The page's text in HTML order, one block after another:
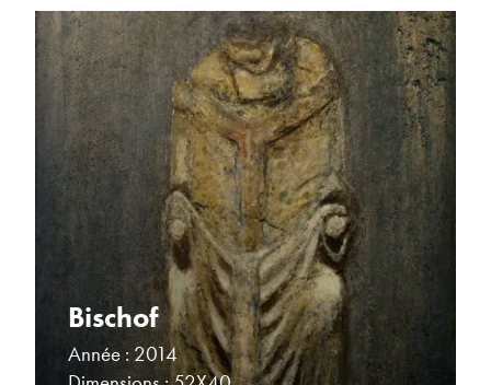
Bischof
Année : 2014